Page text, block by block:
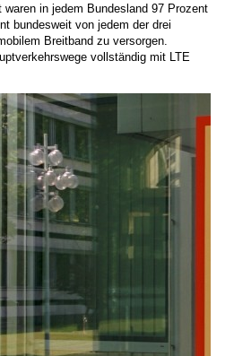
in jedem Bundesland 97 Prozent
bundesweit von jedem der drei
Breitband zu versorgen.
vollständig mit LTE